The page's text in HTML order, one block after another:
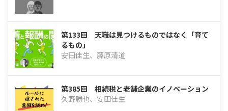
第133回 天職は見つけるものではなく「育て
るもの」
安田佳生、藤原清道
第385回 相続税と老舗企業のイノベーション
久野勝也、安田佳生